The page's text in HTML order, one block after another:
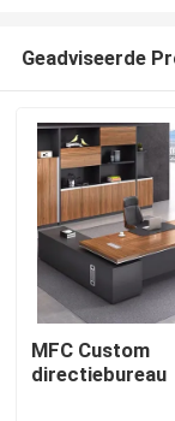
Geadviseerde
MFC Custom
directiebureau